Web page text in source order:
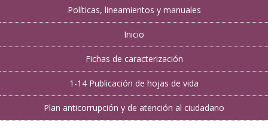
Políticas, lineamientos y manuales
Inicio
Fichas de caracterización
1-14 Publicación de hojas de vida
Plan anticorrupción y de atención al ciudadano